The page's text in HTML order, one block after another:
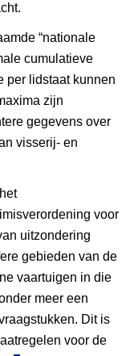
“nationale
cumulatieve
per lidstaat kunnen
zijn
gegevens over
visserij- en
voor
uitzondering
gebieden van de
vaartuigen in die
meer een
Dit is
voor de